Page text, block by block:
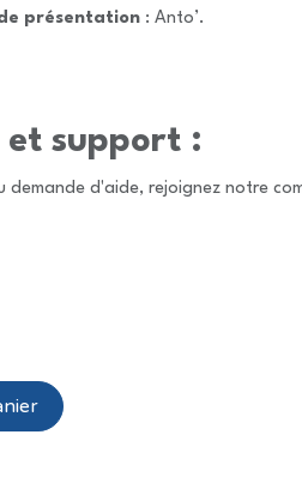
présentation : Anto’.
et support :
demande d'aide, rejoignez notre